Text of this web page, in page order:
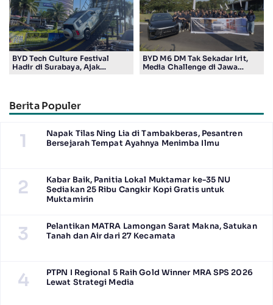
BYD Tech Culture Festival
Hadir di Surabaya, Ajak
BYD M6 DM Tak Sekadar Irit,
Media Challenge di Jawa
Berita Populer
1
Napak Tilas Ning Lia di Tambakberas, Pesantren
Bersejarah Tempat Ayahnya Menimba Ilmu
2
Kabar Baik, Panitia Lokal Muktamar ke-35 NU
Sediakan 25 Ribu Cangkir Kopi Gratis untuk
Muktamirin
3
Pelantikan MATRA Lamongan Sarat Makna, Satukan
Tanah dan Air dari 27 Kecamata
4
PTPN I Regional 5 Raih Gold Winner MRA SPS 2026
Lewat Strategi Media